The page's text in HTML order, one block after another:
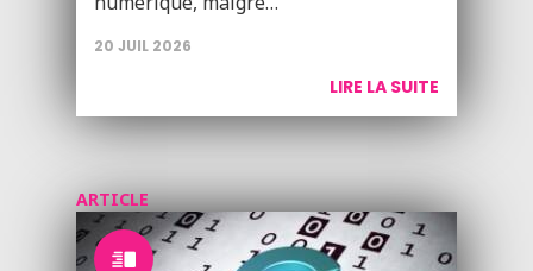
20 JUIL 2026
LIRE LA SUITE
ARTICLE